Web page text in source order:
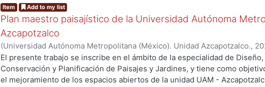
tangible de este grupo mediante la identificación y mapeo de ubicaciones
donde se desarrollaron acontecimientos significativos. Bajo un marco
integró el concepto de "lugares de memoria" de Pierre Nora y la
"hologramas espaciales" de Alicia Lindón, se implementó un enfoque
multidisciplinario que combinó los estudios urbanos, la historia y la
proceso metodológico incluyó recorridos de campo, análisis cartográfico
sitios y entrevistas etnográficas con descendientes de los exiliados. Los
revelaron una densa concentración de 144 viviendas y 69 negocios,
Item Add to my list
Plan maestro paisajístico de la Universidad Autónoma
Azcapotzalco
(Universidad Autónoma Metropolitana (México). Unidad Azcapotzalco.,
Arroyo Ruiz, Karla Jessica;Hernández Ramírez, Itzel Guadalupe;Juárez
Raymundo Octavio;Martínez García, Mónica;Muñoz González, Adriana;
Mario Alonso;Téllez Foster, Karla Leticia
El presente trabajo se inscribe en el ámbito de la especialidad de Diseño,
Conservación y Planificación de Paisajes y Jardines, y tiene como
el mejoramiento de los espacios abiertos de la unidad UAM -